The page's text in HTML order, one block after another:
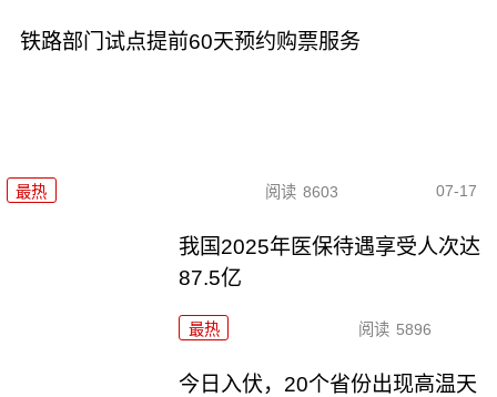
铁路部门试点提前60天预约购票服务
最热 阅读 8603 07-17
我国2025年医保待遇享受人次达
87.5亿
最热 阅读 5896
今日入伏，20个省份出现高温天